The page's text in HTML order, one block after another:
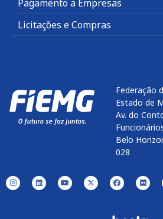
Pagamento a Empresas
Licitações e Compras
Federação
Estado de
Av. do
Belo
028